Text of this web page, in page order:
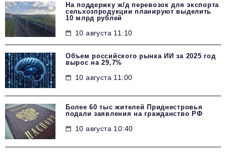
На поддержку ж/д перевозок для экспорта
сельхозпродукции планируют выделить
10 млрд рублей
10 августа 11:10
Объем российского рынка ИИ за 2025 год
вырос на 29,7%
10 августа 11:00
Более 60 тыс жителей Приднестровья
подали заявления на гражданство РФ
10 августа 10:40